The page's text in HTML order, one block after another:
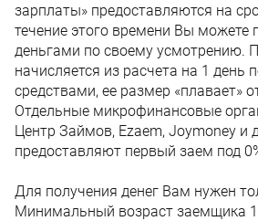
зарплаты» предоставляются на
течение этого времени Вы можете
деньгами по своему усмотрению.
начисляется из расчета на 1 день
средствами, ее размер «плавает»
Отдельные микрофинансовые
Центр Займов, Ezaem, Joymoney и
предоставляют первый заем под
Для получения денег Вам нужен
Минимальный возраст заемщика